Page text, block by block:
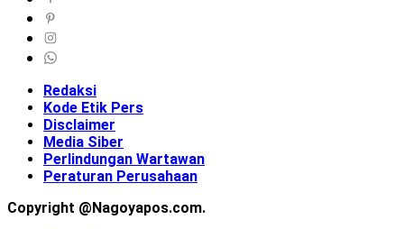
Redaksi
Kode Etik Pers
Disclaimer
Media Siber
Perlindungan Wartawan
Peraturan Perusahaan
Copyright @Nagoyapos.com.